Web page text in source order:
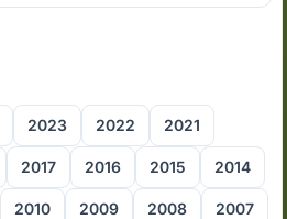
2023 2022 2021
2017 2016 2015 2014
2010 2009 2008 2007